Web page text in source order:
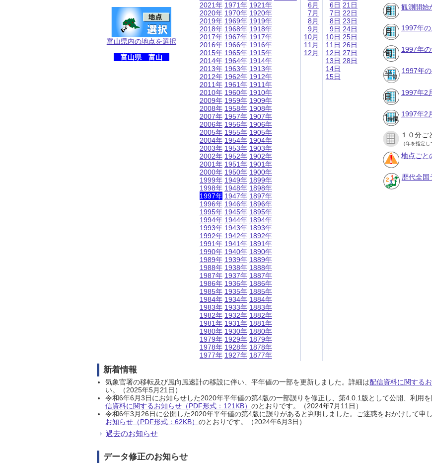
富山県内の地点を選択
富山県 富山
2021年
2020年
2019年
2018年
2017年
2016年
2015年
2014年
2013年
2012年
2011年
2010年
2009年
2008年
2007年
2006年
2005年
2004年
2003年
2002年
2001年
2000年
1999年
1998年
1997年
1996年
1995年
1994年
1993年
1992年
1991年
1990年
1989年
1988年
1987年
1986年
1985年
1984年
1983年
1982年
1981年
1980年
1979年
1978年
1977年
1971年
1970年
1969年
1968年
1967年
1966年
1965年
1964年
1963年
1962年
1961年
1960年
1959年
1958年
1957年
1956年
1955年
1954年
1953年
1952年
1951年
1950年
1949年
1948年
1947年
1946年
1945年
1944年
1943年
1942年
1941年
1940年
1939年
1938年
1937年
1936年
1935年
1934年
1933年
1932年
1931年
1930年
1929年
1928年
1927年
1921年
1920年
1919年
1918年
1917年
1916年
1915年
1914年
1913年
1912年
1911年
1910年
1909年
1908年
1907年
1906年
1905年
1904年
1903年
1902年
1901年
1900年
1899年
1898年
1897年
1896年
1895年
1894年
1893年
1892年
1891年
1890年
1889年
1888年
1887年
1886年
1885年
1884年
1883年
1882年
1881年
1880年
1879年
1878年
1877年
6月
7月
8月
9月
10月
11月
12月
6日
7日
8日
9日
10日
11日
12日
13日
14日
15日
21日
22日
23日
24日
25日
26日
27日
28日
観測開始
1997年
1997年
1997年
1997年2
1997年2
１０分ご
（年を指定し
地点ごと
歴代全国
新着情報
気象官署の移転及び風向風速計の移設に伴い、平年値の一部を更新しました。詳細は配信資料に関する
い。（2025年5月21日）
令和6年6月3日にお知らせした2020年平年値の第4版の一部誤りを修正し、第4.0.1版として公開、利用
信資料に関するお知らせ（PDF形式：121KB） のとおりです。（2024年7月11日）
令和6年3月26日に公開した2020年平年値の第4版に誤りがあると判明しました。ご迷惑をおかけして申
お知らせ（PDF形式：62KB） のとおりです。（2024年6月3日）
過去のお知らせ
データ修正のお知らせ